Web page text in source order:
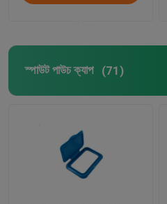
স্পাউট পাউচ ক্যাপ (71)